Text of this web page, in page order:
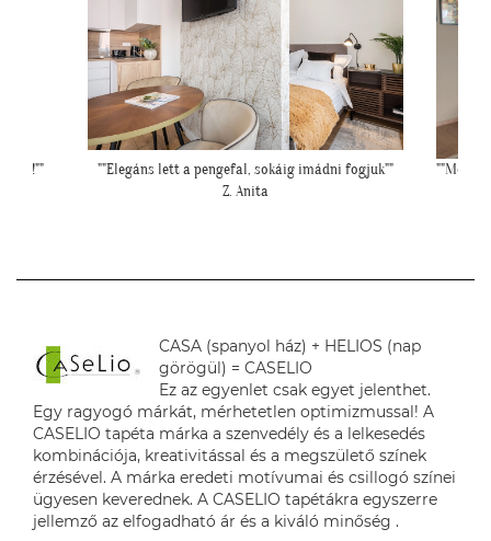
""Még egyszer köszönjük a lehetőséget, és azt is,
hogy velünk örültök!""
CASA (spanyol ház) + HELIOS (nap
görögül) = CASELIO
Ez az egyenlet csak egyet jelenthet.
Egy ragyogó márkát, mérhetetlen optimizmussal! A
CASELIO tapéta márka a szenvedély és a lelkesedés
kombinációja, kreativitással és a megszülető színek
érzésével. A márka eredeti motívumai és csillogó színei
ügyesen keverednek. A CASELIO tapétákra egyszerre
jellemző az elfogadható ár és a kiváló minőség .